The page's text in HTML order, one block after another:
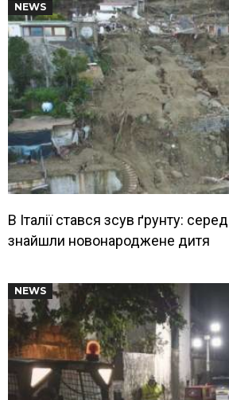
NEWS
В Італії стався зсув ґрунту:
знайшли новонароджене дитя
NEWS